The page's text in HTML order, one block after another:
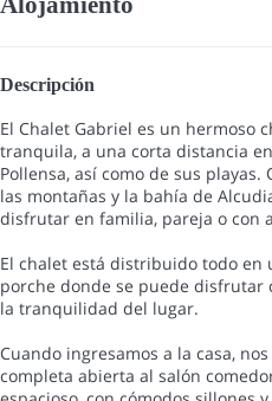
Descripción
El Chalet Gabriel es un hermoso
tranquila, a una corta distancia
Pollensa, así como de sus
las montañas y la bahía de
disfrutar en familia, pareja o con
El chalet está distribuido todo en
porche donde se puede
la tranquilidad del lugar.
Cuando ingresamos a la casa,
completa abierta al salón